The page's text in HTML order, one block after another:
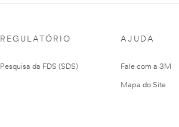
REGULATÓRIO
Pesquisa da FDS (SDS)
AJUDA
Fale com a 3M
Mapa do Site